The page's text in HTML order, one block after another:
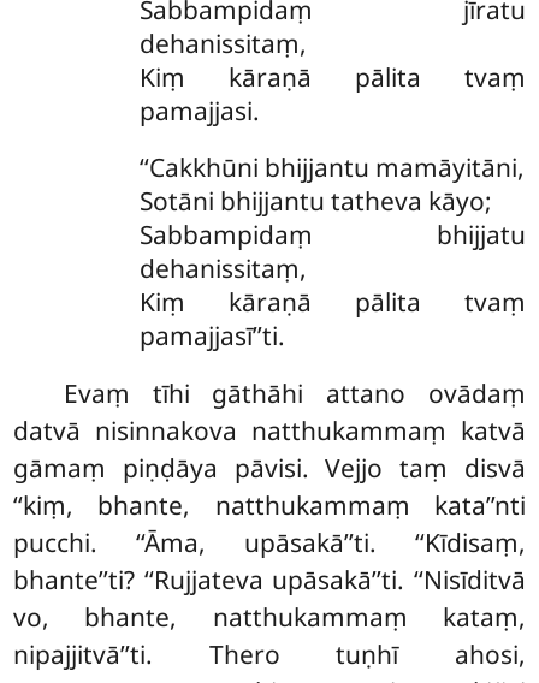
Sabbampidaṃ jīratu
dehanissitaṃ,
Kiṃ kāraṇā pālita tvaṃ
pamajjasi.
‘‘Cakkhūni bhijjantu mamāyitāni,
Sotāni bhijjantu tatheva kāyo;
Sabbampidaṃ bhijjatu
dehanissitaṃ,
Kiṃ kāraṇā pālita tvaṃ
pamajjasī’’ti.
Evaṃ tīhi gāthāhi attano ovādaṃ
datvā nisinnakova natthukammaṃ katvā
gāmaṃ piṇḍāya pāvisi. Vejjo taṃ disvā
‘‘kiṃ, bhante, natthukammaṃ kata’’nti
pucchi. ‘‘Āma, upāsakā’’ti. ‘‘Kīdisaṃ,
bhante’’ti? ‘‘Rujjateva upāsakā’’ti. ‘‘Nisīditvā
vo, bhante, natthukammaṃ kataṃ,
nipajjitvā’’ti. Thero tuṇhī ahosi,